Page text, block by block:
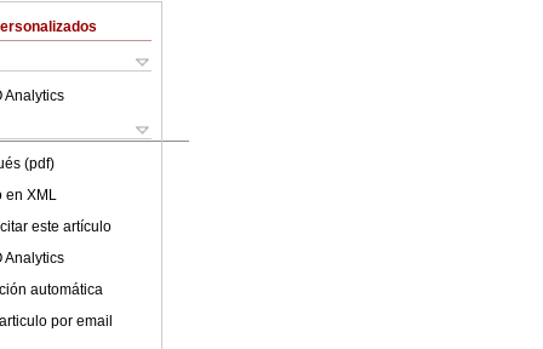
Analytics
(pdf)
en XML
este artículo
Analytics
automática
por email